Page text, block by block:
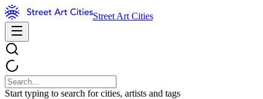
Street Art Cities
Start typing to search for cities, artists and tags